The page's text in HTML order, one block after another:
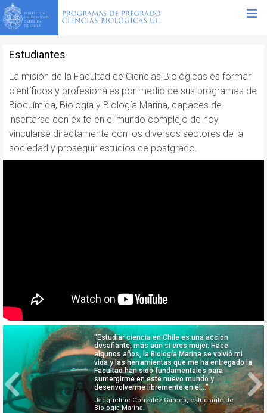
Estudiantes
La misión de la Facultad de Ciencias Biológicas es formar
científicos y profesionales por medio de sus programas de
Bioquímica, Biología y Biología Marina, capaces de
insertarse con éxito en el mundo complejo de hoy,
vincularse directamente con los diversos sectores de la
sociedad y proseguir estudios de postgrado.
“Estudiar ciencia en Chile es una acción
desafiante, más aún si eres mujer. Hace
algunos años, la Biología Marina se volvió mi
vida y las herramientas que me ha entregado la
Facultad han sido fundamentales para
sumergirme en este nuevo mundo y
desenvolverme libremente en él…”
Jacqueline González-Garcés, estudiante de
Biología Marina.
Previous